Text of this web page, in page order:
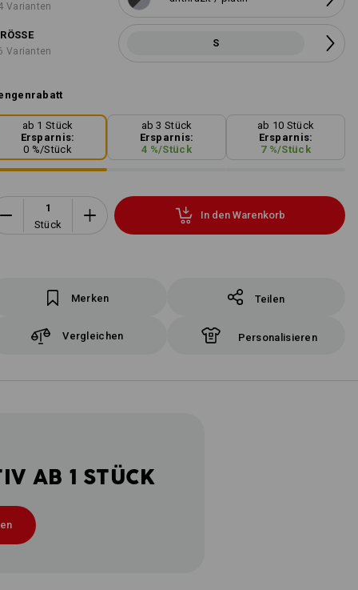
Varianten
Varianten
S
ab 1 Stück
Ersparnis:
0 %/Stück
ab 3 Stück
Ersparnis:
4 %/Stück
ab 10 Stück
Ersparnis:
7%/Stück
Stück
In den Warenkorb
Merken Teilen
Vergleichen Personalisieren
AB 1 STÜCK